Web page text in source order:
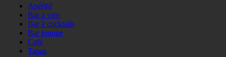
Apéritif
Bar à vins
Bar à cocktails
Bar lounge
Café
Tapas